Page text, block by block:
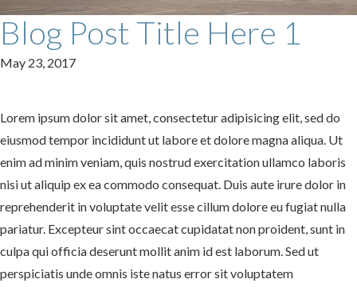
Blog Post Title Here 1
May 23, 2017
Lorem ipsum dolor sit amet, consectetur adipisicing elit, sed do
eiusmod tempor incididunt ut labore et dolore magna aliqua. Ut
enim ad minim veniam, quis nostrud exercitation ullamco laboris
nisi ut aliquip ex ea commodo consequat. Duis aute irure dolor in
reprehenderit in voluptate velit esse cillum dolore eu fugiat nulla
pariatur. Excepteur sint occaecat cupidatat non proident, sunt in
culpa qui officia deserunt mollit anim id est laborum. Sed ut
perspiciatis unde omnis iste natus error sit voluptatem